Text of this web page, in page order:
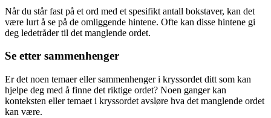
Når du står fast på et ord med et spesifikt antall bokstaver, kan det
være lurt å se på de omliggende hintene. Ofte kan disse hintene gi
deg ledetråder til det manglende ordet.
Se etter sammenhenger
Er det noen temaer eller sammenhenger i kryssordet ditt som kan
hjelpe deg med å finne det riktige ordet? Noen ganger kan
konteksten eller temaet i kryssordet avsløre hva det manglende ordet
kan være.